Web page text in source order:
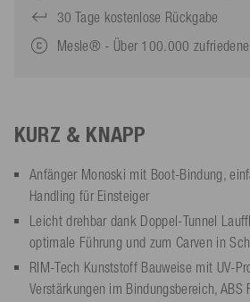
30 Tage kostenlose Rückgabe
Mesle® - Über 100.000 zufriedene
KURZ & KNAPP
Anfänger Monoski mit Boot-Bindung,
Handling für Einsteiger
Leicht drehbar dank Doppel-Tunnel
optimale Führung und zum Carven in
RIM-Tech Kunststoff Bauweise mit UV-
Verstärkungen im Bindungsbereich, ABS